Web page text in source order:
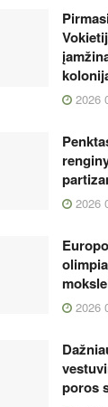
2026
2026
2026
poros